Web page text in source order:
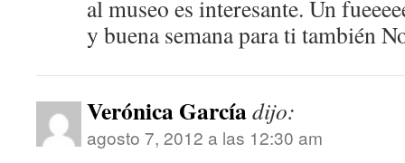
al museo es interesante. Un
y buena semana para ti también
Verónica Garcíadijo:
agosto 7, 2012 a las 12:30 am